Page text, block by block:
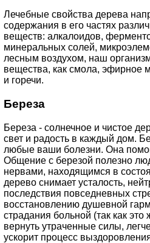
Лечебные свойства дерева
содержания в его частях
веществ: алкалоидов,
минеральных солей,
лесным воздухом, наш
вещества, как смола, эфирное
и горечи.
Береза
Береза - солнечное и чистое
свет и радость в каждый дом.
любые ваши болезни. Она
Общение с березой полезно
нервами, находящимся в
дерево снимает усталость,
последствия повседневных
восстановлению душевной
страдания больной (так как
вернуть утраченные силы,
ускорит процесс